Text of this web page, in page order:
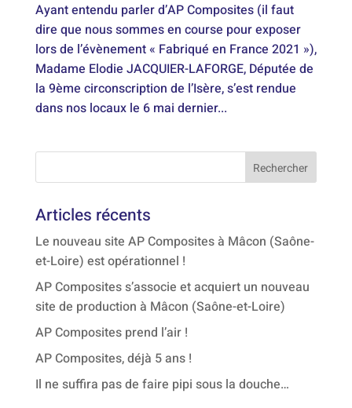
Ayant entendu parler d’AP Composites (il faut
dire que nous sommes en course pour exposer
lors de l’évènement « Fabriqué en France 2021 »),
Madame Elodie JACQUIER-LAFORGE, Députée de
la 9ème circonscription de l’Isère, s’est rendue
dans nos locaux le 6 mai dernier...
Articles récents
Le nouveau site AP Composites à Mâcon (Saône-
et-Loire) est opérationnel !
AP Composites s’associe et acquiert un nouveau
site de production à Mâcon (Saône-et-Loire)
AP Composites prend l’air !
AP Composites, déjà 5 ans !
Il ne suffira pas de faire pipi sous la douche…